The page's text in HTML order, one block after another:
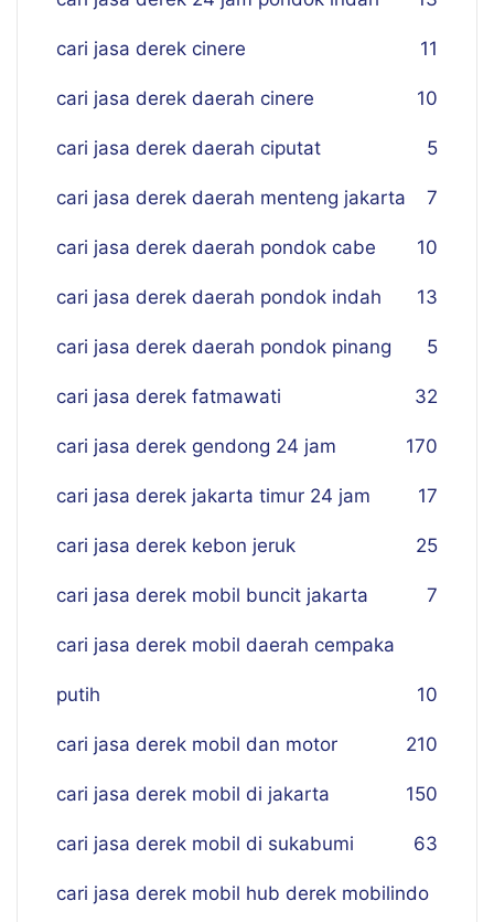
cari jasa derek cinere 11
cari jasa derek daerah cinere 10
cari jasa derek daerah ciputat 5
cari jasa derek daerah menteng jakarta 7
cari jasa derek daerah pondok cabe 10
cari jasa derek daerah pondok indah 13
cari jasa derek daerah pondok pinang 5
cari jasa derek fatmawati 32
cari jasa derek gendong 24 jam 170
cari jasa derek jakarta timur 24 jam 17
cari jasa derek kebon jeruk 25
cari jasa derek mobil buncit jakarta 7
cari jasa derek mobil daerah cempaka
putih 10
cari jasa derek mobil dan motor 210
cari jasa derek mobil di jakarta 150
cari jasa derek mobil di sukabumi 63
cari jasa derek mobil hub derek mobilindo